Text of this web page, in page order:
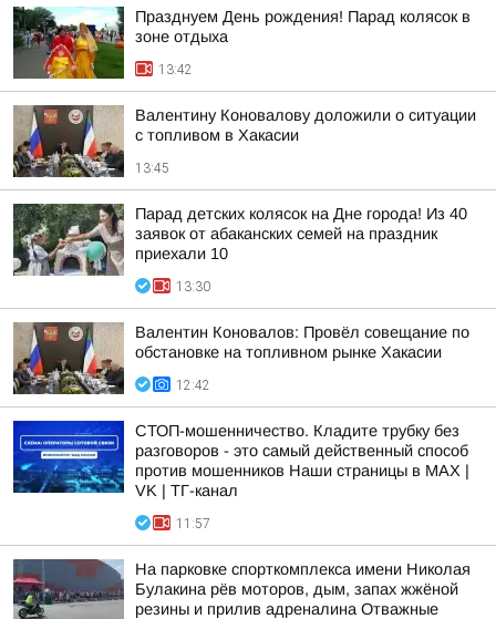
Празднуем День рождения! Парад колясок в
зоне отдыха
13:42
Валентину Коновалову доложили о ситуации
с топливом в Хакасии
13:45
Парад детских колясок на Дне города! Из 40
заявок от абаканских семей на праздник
приехали 10
13:30
Валентин Коновалов: Провёл совещание по
обстановке на топливном рынке Хакасии
12:42
СТОП-мошенничество. Кладите трубку без
разговоров - это самый действенный способ
против мошенников Наши страницы в MAX |
VK | ТГ-канал
11:57
На парковке спорткомплекса имени Николая
Булакина рёв моторов, дым, запах жжёной
резины и прилив адреналина Отважные